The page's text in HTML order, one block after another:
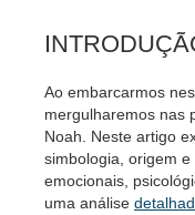
Ao embarcarmos
mergulharemos nas
Noah. Neste artigo
simbologia, origem
emocionais,
uma análise